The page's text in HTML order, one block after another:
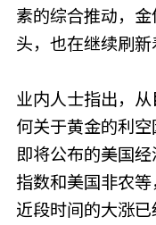
素的综合推动，
头，也在继续刷新
业内人士指出，
何关于黄金的利
即将公布的美国
指数和美国非农
近段时间的大涨